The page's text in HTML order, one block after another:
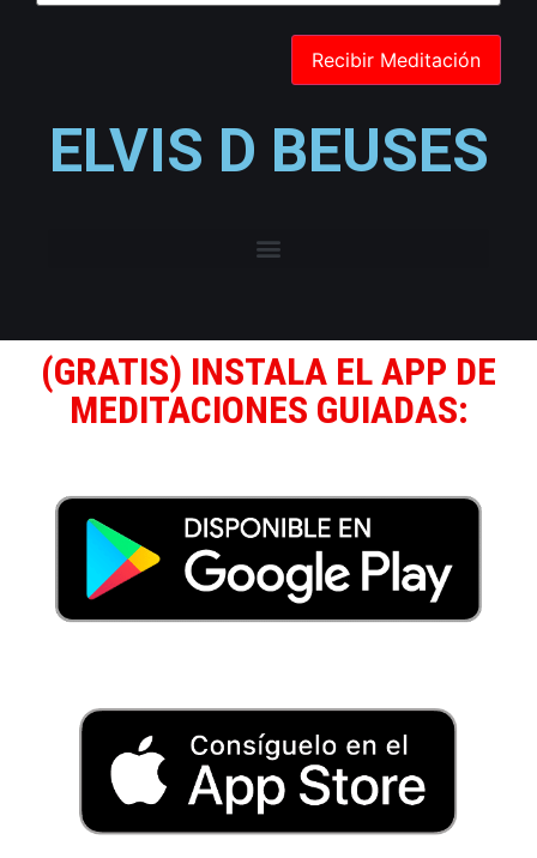
ELVIS D BEUSES
(GRATIS) INSTALA EL APP DE
MEDITACIONES GUIADAS: